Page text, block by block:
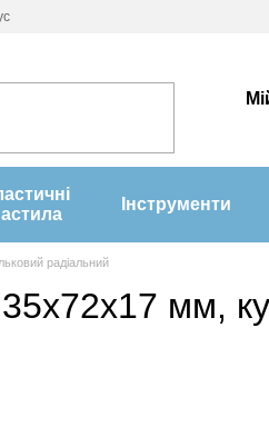
Інструменти
радіальний
мм,